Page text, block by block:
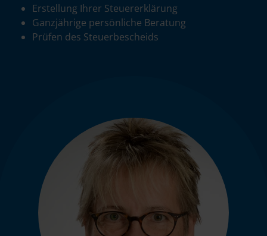
Erstellung Ihrer Steuererklärung
Ganzjährige persönliche Beratung
Prüfen des Steuerbescheids